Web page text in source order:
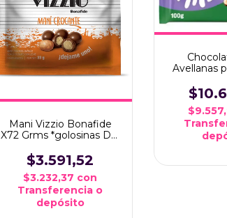
Mani Vizzio Bonafide
X72 Grms *golosinas Del
$3.591,52
$3.232,37 con
Transferencia o
depósito
Avellanas